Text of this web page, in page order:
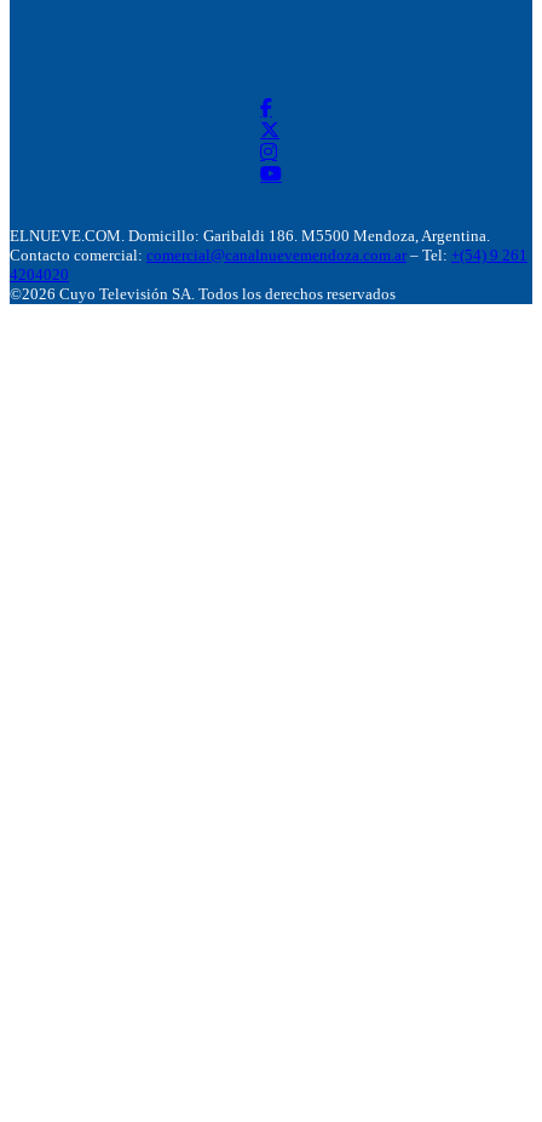
ELNUEVE.COM. Domicillo: Garibaldi 186. M5500 Mendoza, Argentina.
Contacto comercial: comercial@canalnuevemendoza.com.ar – Tel: +(54) 9 261
4204020
©2026 Cuyo Televisión SA. Todos los derechos reservados